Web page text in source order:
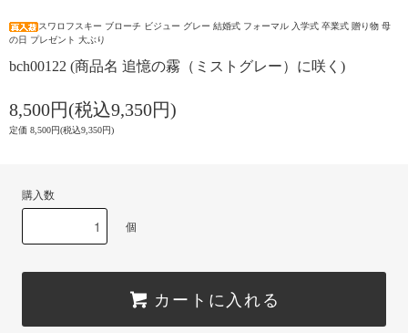
スワロフスキー ブローチ ビジュー グレー 結婚式 フォーマル 入学式 卒業式 贈り物 母
の日 プレゼント 大ぶり
bch00122 (商品名 追憶の霧（ミストグレー）に咲く)
8,500円(税込9,350円)
定価 8,500円(税込9,350円)
購入数
個
カートに入れる